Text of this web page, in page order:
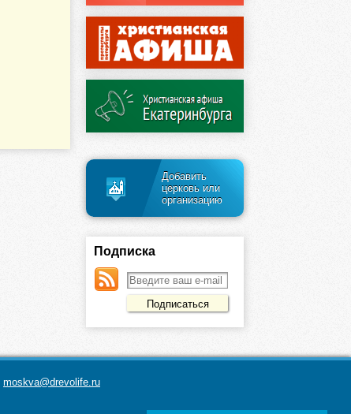
Добавить
церковь или
организацию
Подписка
moskva@drevolife.ru